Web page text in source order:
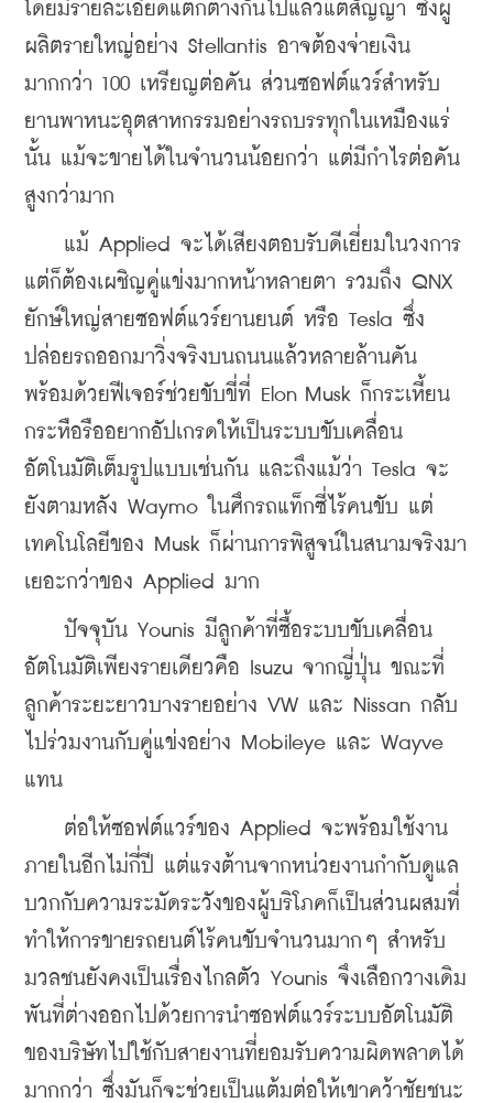
โดยมีรายละเอียดแตกต่างกันไปแล้วแต่สัญญา ซึ่งผู้
ผลิตรายใหญ่อย่าง Stellantis อาจต้องจ่ายเงิน
มากกว่า 100 เหรียญต่อคัน ส่วนซอฟต์แวร์สำหรับ
ยานพาหนะอุตสาหกรรมอย่างรถบรรทุกในเหมืองแร่
นั้น แม้จะขายได้ในจำนวนน้อยกว่า แต่มีกำไรต่อคัน
สูงกว่ามาก
แม้ Applied จะได้เสียงตอบรับดีเยี่ยมในวงการ
แต่ก็ต้องเผชิญคู่แข่งมากหน้าหลายตา รวมถึง QNX
ยักษ์ใหญ่สายซอฟต์แวร์ยานยนต์ หรือ Tesla ซึ่ง
ปล่อยรถออกมาวิ่งจริงบนถนนแล้วหลายล้านคัน
พร้อมด้วยฟีเจอร์ช่วยขับขี่ที่ Elon Musk ก็กระเหี้ยน
กระหือรืออยากอัปเกรดให้เป็นระบบขับเคลื่อน
อัตโนมัติเต็มรูปแบบเช่นกัน และถึงแม้ว่า Tesla จะ
ยังตามหลัง Waymo ในศึกรถแท็กซี่ไร้คนขับ แต่
เทคโนโลยีของ Musk ก็ผ่านการพิสูจน์ในสนามจริงมา
เยอะกว่าของ Applied มาก
ปัจจุบัน Younis มีลูกค้าที่ซื้อระบบขับเคลื่อน
อัตโนมัติเพียงรายเดียวคือ Isuzu จากญี่ปุ่น ขณะที่
ลูกค้าระยะยาวบางรายอย่าง VW และ Nissan กลับ
ไปร่วมงานกับคู่แข่งอย่าง Mobileye และ Wayve
แทน
ต่อให้ซอฟต์แวร์ของ Applied จะพร้อมใช้งาน
ภายในอีกไม่กี่ปี แต่แรงต้านจากหน่วยงานกำกับดูแล
บวกกับความระมัดระวังของผู้บริโภคก็เป็นส่วนผสมที่
ทำให้การขายรถยนต์ไร้คนขับจำนวนมากๆ สำหรับ
มวลชนยังคงเป็นเรื่องไกลตัว Younis จึงเลือกวางเดิม
พันที่ต่างออกไปด้วยการนำซอฟต์แวร์ระบบอัตโนมัติ
ของบริษัทไปใช้กับสายงานที่ยอมรับความผิดพลาดได้
มากกว่า ซึ่งมันก็จะช่วยเป็นแต้มต่อให้เขาคว้าชัยชนะ